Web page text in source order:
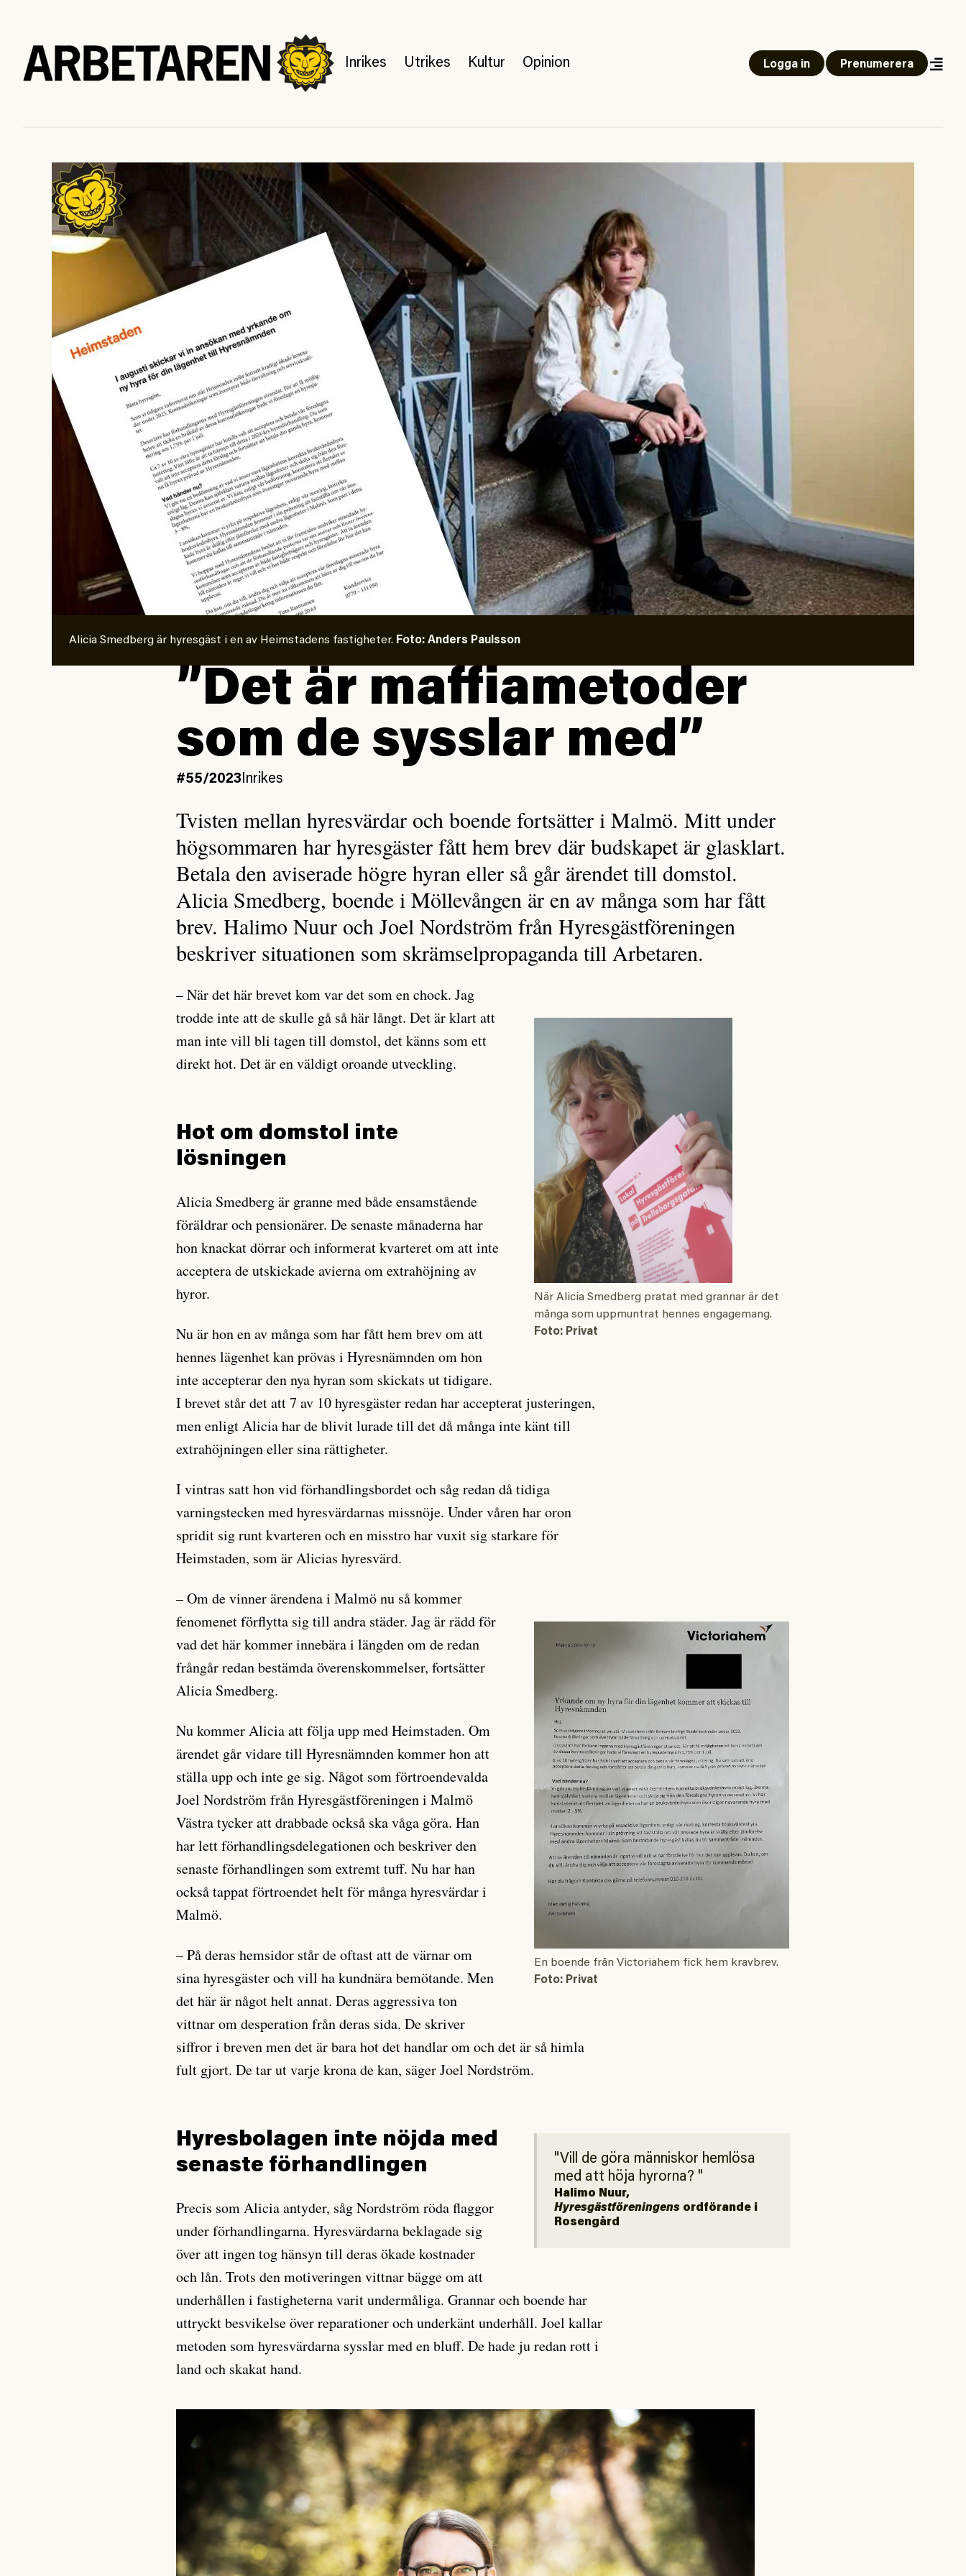
Inrikes Utrikes Kultur Opinion Logga in Prenumerera
Alicia Smedberg är hyresgäst i en av Heimstadens fastigheter. Foto: Anders Paulsson
”Det är maffiametoder
som de sysslar med”
#55/2023Inrikes
Tvisten mellan hyresvärdar och boende fortsätter i Malmö. Mitt under
högsommaren har hyresgäster fått hem brev där budskapet är glasklart.
Betala den aviserade högre hyran eller så går ärendet till domstol.
Alicia Smedberg, boende i Möllevången är en av många som har fått
brev. Halimo Nuur och Joel Nordström från Hyresgästföreningen
beskriver situationen som skrämselpropaganda till Arbetaren.
När Alicia Smedberg pratat med grannar är det
många som uppmuntrat hennes engagemang.
Foto: Privat
– När det här brevet kom var det som en chock. Jag
trodde inte att de skulle gå så här långt. Det är klart att
man inte vill bli tagen till domstol, det känns som ett
direkt hot. Det är en väldigt oroande utveckling.
Hot om domstol inte
lösningen
Alicia Smedberg är granne med både ensamstående
föräldrar och pensionärer. De senaste månaderna har
hon knackat dörrar och informerat kvarteret om att inte
acceptera de utskickade avierna om extrahöjning av
hyror.
Nu är hon en av många som har fått hem brev om att
hennes lägenhet kan prövas i Hyresnämnden om hon
inte accepterar den nya hyran som skickats ut tidigare.
I brevet står det att 7 av 10 hyresgäster redan har accepterat justeringen,
men enligt Alicia har de blivit lurade till det då många inte känt till
extrahöjningen eller sina rättigheter.
I vintras satt hon vid förhandlingsbordet och såg redan då tidiga
varningstecken med hyresvärdarnas missnöje. Under våren har oron
spridit sig runt kvarteren och en misstro har vuxit sig starkare för
Heimstaden, som är Alicias hyresvärd.
En boende från Victoriahem fick hem kravbrev.
Foto: Privat
– Om de vinner ärendena i Malmö nu så kommer
fenomenet förflytta sig till andra städer. Jag är rädd för
vad det här kommer innebära i längden om de redan
frångår redan bestämda överenskommelser, fortsätter
Alicia Smedberg.
Nu kommer Alicia att följa upp med Heimstaden. Om
ärendet går vidare till Hyresnämnden kommer hon att
ställa upp och inte ge sig. Något som förtroendevalda
Joel Nordström från Hyresgästföreningen i Malmö
Västra tycker att drabbade också ska våga göra. Han
har lett förhandlingsdelegationen och beskriver den
senaste förhandlingen som extremt tuff. Nu har han
också tappat förtroendet helt för många hyresvärdar i
Malmö.
– På deras hemsidor står de oftast att de värnar om
sina hyresgäster och vill ha kundnära bemötande. Men
det här är något helt annat. Deras aggressiva ton
vittnar om desperation från deras sida. De skriver
siffror i breven men det är bara hot det handlar om och det är så himla
fult gjort. De tar ut varje krona de kan, säger Joel Nordström.
Vill de göra människor hemlösa
med att höja hyrorna?
Halimo Nuur,
Hyresgästföreningens ordförande i
Rosengård
Hyresbolagen inte nöjda med
senaste förhandlingen
Precis som Alicia antyder, såg Nordström röda flaggor
under förhandlingarna. Hyresvärdarna beklagade sig
över att ingen tog hänsyn till deras ökade kostnader
och lån. Trots den motiveringen vittnar bägge om att
underhållen i fastigheterna varit undermåliga. Grannar och boende har
uttryckt besvikelse över reparationer och underkänt underhåll. Joel kallar
metoden som hyresvärdarna sysslar med en bluff. De hade ju redan rott i
land och skakat hand.